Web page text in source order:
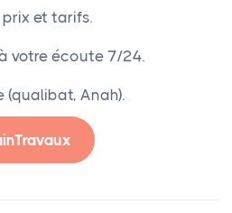
et tarifs.
votre écoute 7/24.
(qualibat, Anah).